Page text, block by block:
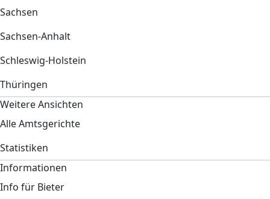
Sachsen
Sachsen-Anhalt
Schleswig-Holstein
Thüringen
Weitere Ansichten
Alle Amtsgerichte
Statistiken
Informationen
Info für Bieter